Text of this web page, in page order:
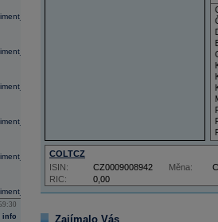
info
COLTCZ
RIC: 0,00
ISIN: CZ0009008942 Měna:
Zajímalo Vás